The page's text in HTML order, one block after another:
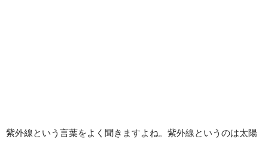
紫外線という言葉をよく聞きますよね。紫外線というのは太陽